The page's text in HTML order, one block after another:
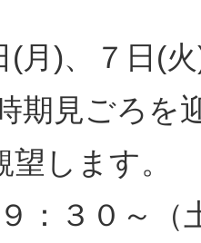
月)、７日(
期見ごろを
します。
：３０～（